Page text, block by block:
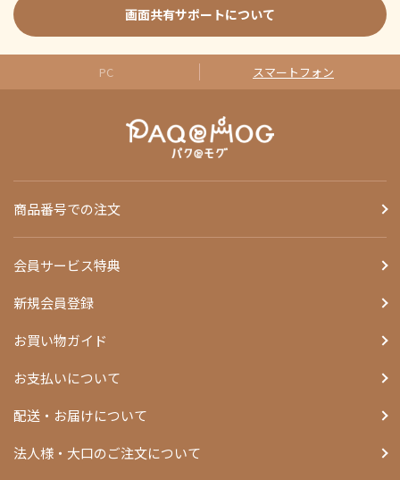
画面共有サポートについて
PC スマートフォン
商品番号での注文
会員サービス特典
新規会員登録
お買い物ガイド
お支払いについて
配送・お届けについて
法人様・大口のご注文について